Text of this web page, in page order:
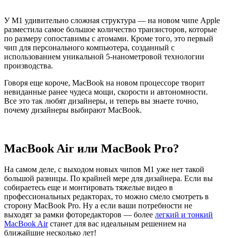
У M1 удивительно сложная структура — на новом чипе Apple
разместила самое большое количество транзисторов, которые
по размеру сопоставимы с атомами. Кроме того, это первый
чип для персонального компьютера, созданный с
использованием уникальной 5‑нанометровой технологии
производства.
Говоря еще короче, MacBook на новом процессоре творит
невиданные ранее чудеса мощи, скорости и автономности.
Все это так любят дизайнеры, и теперь вы знаете точно,
почему дизайнеры выбирают MacBook.
MacBook Air или MacBook Pro?
На самом деле, с выходом новых чипов M1 уже нет такой
большой разницы. По крайней мере для дизайнера. Если вы
собираетесь еще и монтировать тяжелые видео в
профессиональных редакторах, то можно смело смотреть в
сторону MacBook Pro. Ну а если ваши потребности не
выходят за рамки фоторедакторов — более легкий и тонкий
MacBook Airстанет для вас идеальным решением на
ближайшие несколько лет!